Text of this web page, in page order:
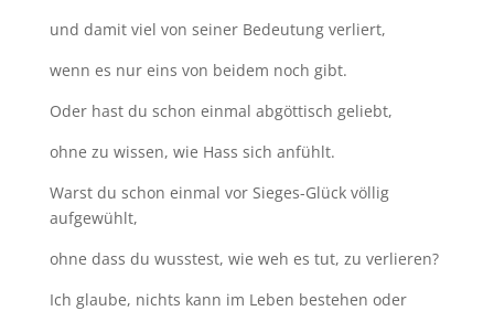
und damit viel von seiner Bedeutung verliert,
wenn es nur eins von beidem noch gibt.
Oder hast du schon einmal abgöttisch geliebt,
ohne zu wissen, wie Hass sich anfühlt.
Warst du schon einmal vor Sieges-Glück völlig
aufgewühlt,
ohne dass du wusstest, wie weh es tut, zu verlieren?
Ich glaube, nichts kann im Leben bestehen oder